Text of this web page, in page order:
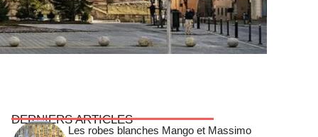
DERNIERS ARTICLES
Les robes blanches Mango et Massimo